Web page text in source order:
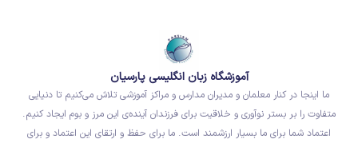
آموزشگاه زبان انگلیسی پارسیان
ما اینجا در کنار معلمان و مدیران مدارس و مراکز آموزشی تلاش می‌کنیم تا دنیایی
متفاوت را بر بستر نوآوری و خلاقیت برای فرزندان آینده‌ی این مرز و بوم ایجاد کنیم.
اعتماد شما برای ما بسیار ارزشمند است. ما برای حفظ و ارتقای این اعتماد و برای